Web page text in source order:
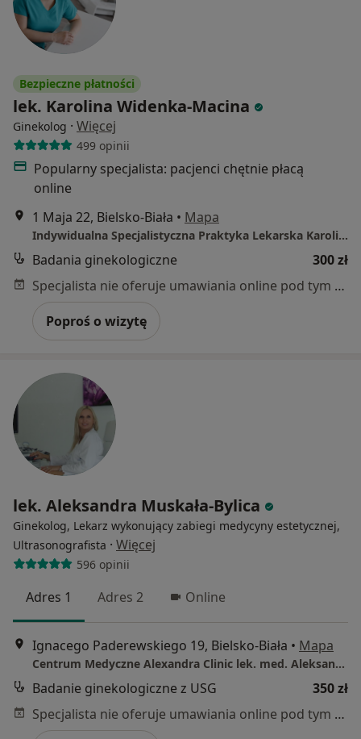
Bezpieczne płatności
lek. Karolina Widenka-Macina
Ginekolog · Więcej
499 opinii
Popularny specjalista: pacjenci chętnie płacą
online
1 Maja 22, Bielsko-Biała • Mapa
Indywidualna Specjalistyczna Praktyka Lekarska Karolina Widenka-Macina
Badania ginekologiczne
300 zł
Specjalista nie oferuje umawiania online pod tym adresem.
Poproś o wizytę
lek. Aleksandra Muskała-Bylica
Ginekolog, Lekarz wykonujący zabiegi medycyny estetycznej,
Ultrasonografista · Więcej
596 opinii
Adres 1 Adres 2 Online
Ignacego Paderewskiego 19, Bielsko-Biała • Mapa
Centrum Medyczne Alexandra Clinic lek. med. Aleksandra Muskała-Bylica Ul.Paderewskiego 19 Bielsko-Biała
Badanie ginekologiczne z USG
350 zł
Specjalista nie oferuje umawiania online pod tym adresem.